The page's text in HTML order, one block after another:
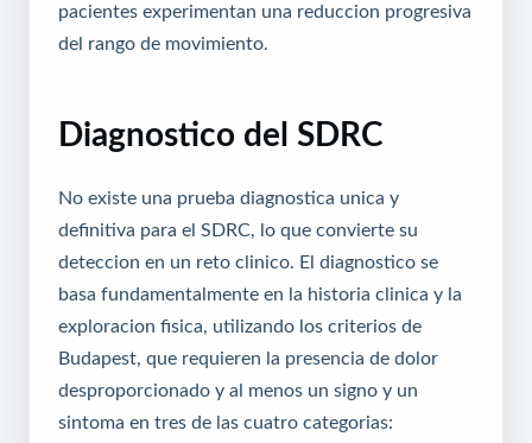
pacientes experimentan una reduccion progresiva
del rango de movimiento.
Diagnostico del SDRC
No existe una prueba diagnostica unica y
definitiva para el SDRC, lo que convierte su
deteccion en un reto clinico. El diagnostico se
basa fundamentalmente en la historia clinica y la
exploracion fisica, utilizando los criterios de
Budapest, que requieren la presencia de dolor
desproporcionado y al menos un signo y un
sintoma en tres de las cuatro categorias: